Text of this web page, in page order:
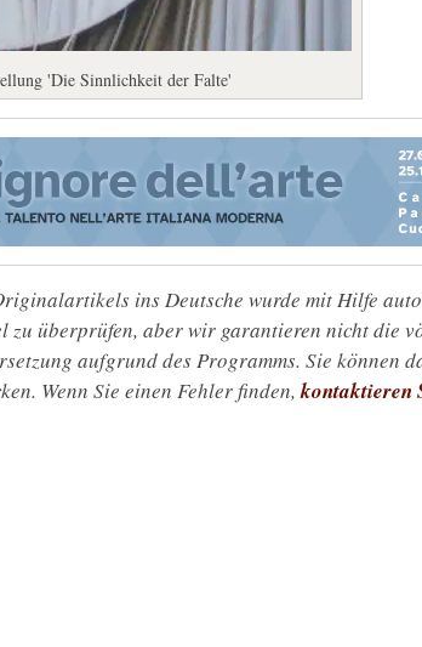
'Die Sinnlichkeit der Falte'
ins Deutsche wurde mit Hilfe
überprüfen, aber wir garantieren nicht die
aufgrund des Programms. Sie können
Wenn Sie einen Fehler finden,kontaktieren